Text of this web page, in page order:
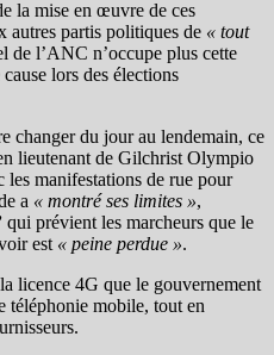
la mise en œuvre de ces
autres partis politiques de « tout
de l’ANC n’occupe plus cette
lors des élections
changer du jour au lendemain, ce
lieutenant de Gilchrist Olympio
les manifestations de rue pour
a « montré ses limites »,
qui prévient les marcheurs que le
est « peine perdue ».
licence 4G que le gouvernement
téléphonie mobile, tout en